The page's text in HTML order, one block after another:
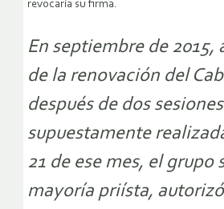
revocaría su firma.
En septiembre de 2015,
de la renovación del
después de dos sesiones
supuestamente
21 de ese mes, el grupo
mayoría priísta,